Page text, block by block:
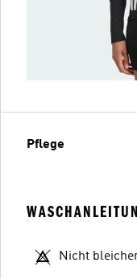
Pflege
Nicht